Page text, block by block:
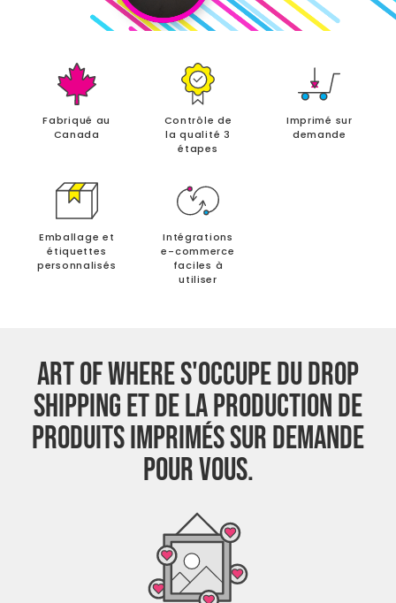
Fabriqué au
Canada
Contrôle de
la qualité 3
étapes
Imprimé sur
demande
Emballage et
étiquettes
personnalisés
Intégrations
e-commerce
faciles à
utiliser
ART OF WHERE S'OCCUPE DU DROP
SHIPPING ET DE LA PRODUCTION DE
PRODUITS IMPRIMÉS SUR DEMANDE
POUR VOUS.